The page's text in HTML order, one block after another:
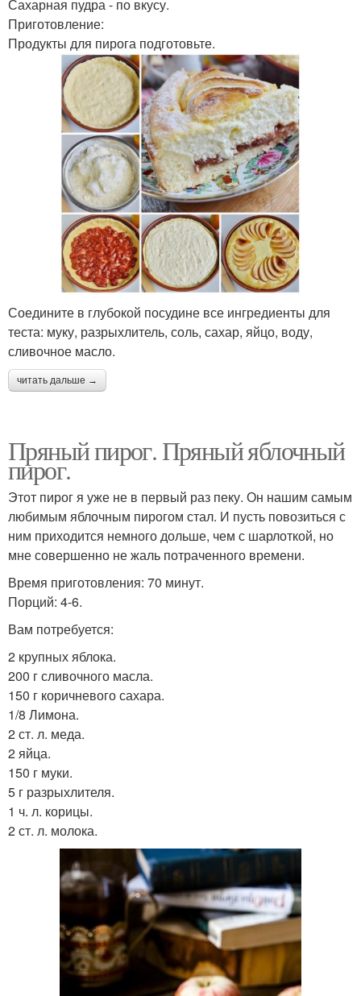
Сахарная пудра - по вкусу.
Приготовление:
Продукты для пирога подготовьте.
Соедините в глубокой посудине все ингредиенты для
теста: муку, разрыхлитель, соль, сахар, яйцо, воду,
сливочное масло.
читать дальше →
Пряный пирог. Пряный яблочный
пирог.
Этот пирог я уже не в первый раз пеку. Он нашим самым
любимым яблочным пирогом стал. И пусть повозиться с
ним приходится немного дольше, чем с шарлоткой, но
мне совершенно не жаль потраченного времени.
Время приготовления: 70 минут.
Порций: 4-6.
Вам потребуется:
2 крупных яблока.
200 г сливочного масла.
150 г коричневого сахара.
1/8 Лимона.
2 ст. л. меда.
2 яйца.
150 г муки.
5 г разрыхлителя.
1 ч. л. корицы.
2 ст. л. молока.